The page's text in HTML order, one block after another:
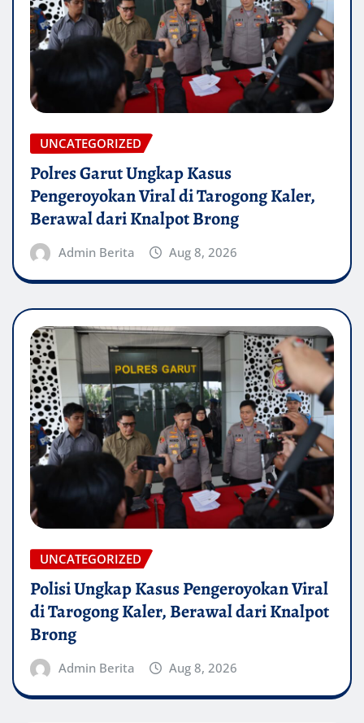
UNCATEGORIZED
Polres Garut Ungkap Kasus
Pengeroyokan Viral di Tarogong Kaler,
Berawal dari Knalpot Brong
Admin Berita Aug 8, 2026
UNCATEGORIZED
Polisi Ungkap Kasus Pengeroyokan Viral
di Tarogong Kaler, Berawal dari Knalpot
Brong
Admin Berita Aug 8, 2026